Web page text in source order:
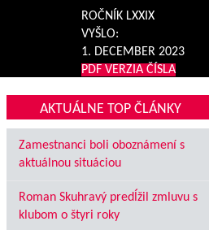
ROČNÍK LXXIX
VYŠLO:
1. DECEMBER 2023
PDF VERZIA ČÍSLA
AKTUÁLNE TOP ČLÁNKY
Zamestnanci boli oboznámení s
aktuálnou situáciou
Roman Skuhravý predĺžil zmluvu s
klubom o štyri roky